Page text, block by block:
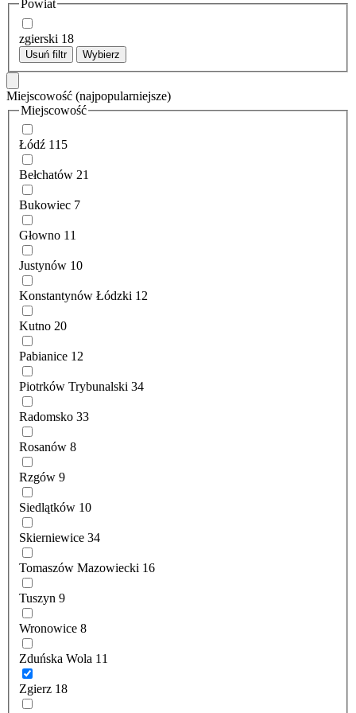
Powiat
zgierski 18
Usuń filtr Wybierz
Miejscowość (najpopularniejsze)
Miejscowość
Łódź 115
Bełchatów 21
Bukowiec 7
Głowno 11
Justynów 10
Konstantynów Łódzki 12
Kutno 20
Pabianice 12
Piotrków Trybunalski 34
Radomsko 33
Rosanów 8
Rzgów 9
Siedlątków 10
Skierniewice 34
Tomaszów Mazowiecki 16
Tuszyn 9
Wronowice 8
Zduńska Wola 11
Zgierz 18